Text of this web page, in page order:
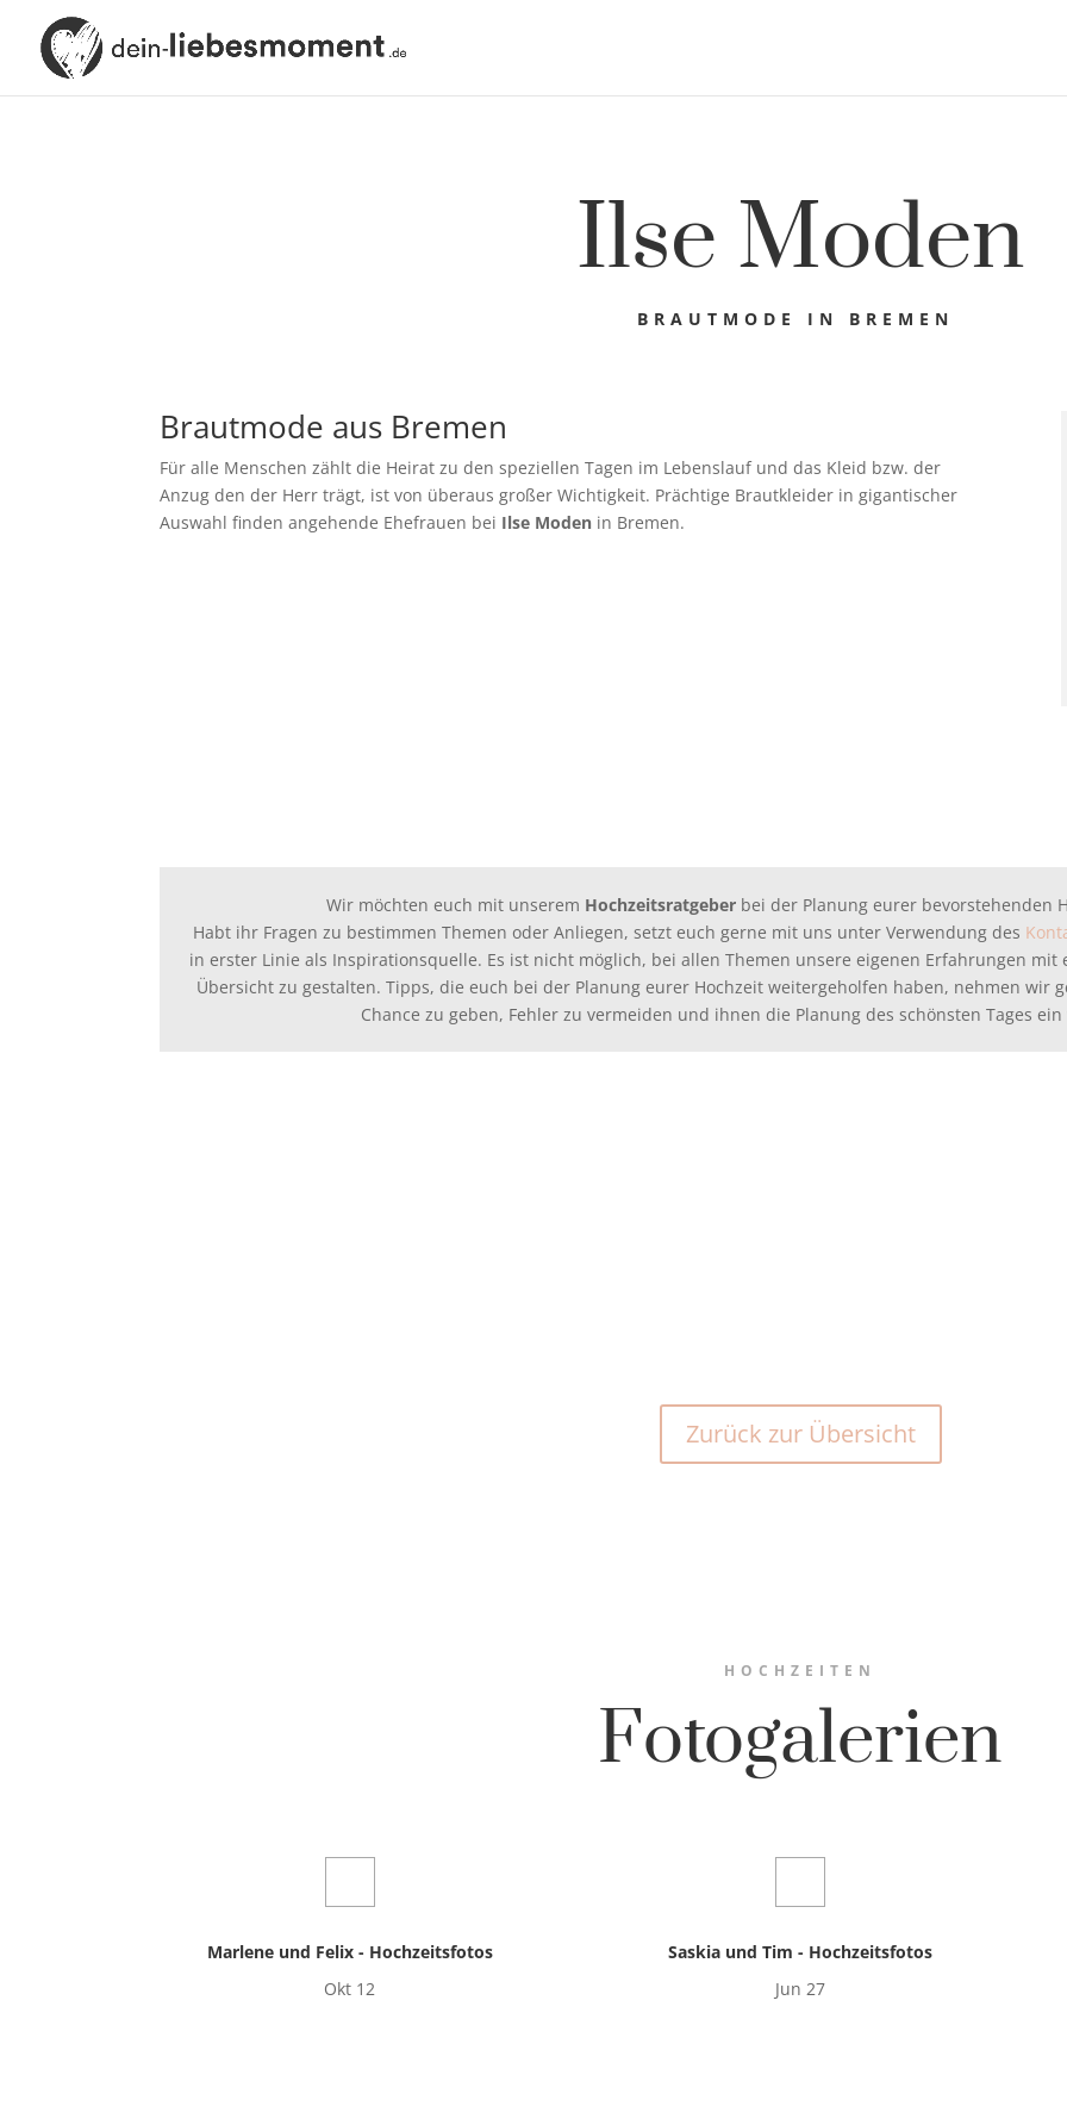
Ilse Moden
BRAUTMODE IN BREMEN
Brautmode aus Bremen
Für alle Menschen zählt die Heirat zu den speziellen Tagen im Lebenslauf und das Kleid bzw. der
Anzug den der Herr trägt, ist von überaus großer Wichtigkeit. Prächtige Brautkleider in gigantischer
Auswahl finden angehende Ehefrauen bei Ilse Moden in Bremen.
Wir möchten euch mit unserem Hochzeitsratgeber bei der Planung eurer bevorstehenden
Habt ihr Fragen zu bestimmen Themen oder Anliegen, setzt euch gerne mit uns unter Verwendung des
in erster Linie als Inspirationsquelle. Es ist nicht möglich, bei allen Themen unsere eigenen Erfahrungen
Übersicht zu gestalten. Tipps, die euch bei der Planung eurer Hochzeit weitergeholfen haben, nehmen wir
Chance zu geben, Fehler zu vermeiden und ihnen die Planung des schönsten Tages
Zurück zur Übersicht
HOCHZEITEN
Fotogalerien
Marlene und Felix - Hochzeitsfotos
Okt 12
Saskia und Tim - Hochzeitsfotos
Jun 27